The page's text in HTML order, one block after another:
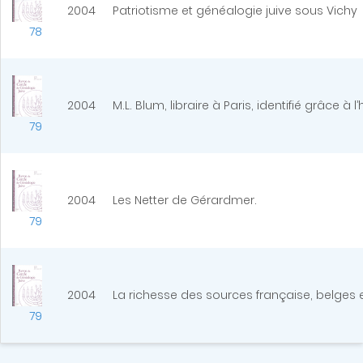
78
2004 Patriotisme et généalogie juive sous Vichy
79
2004 M.L. Blum, libraire à Paris, identifié grâce à
79
2004 Les Netter de Gérardmer.
79
2004 La richesse des sources française,